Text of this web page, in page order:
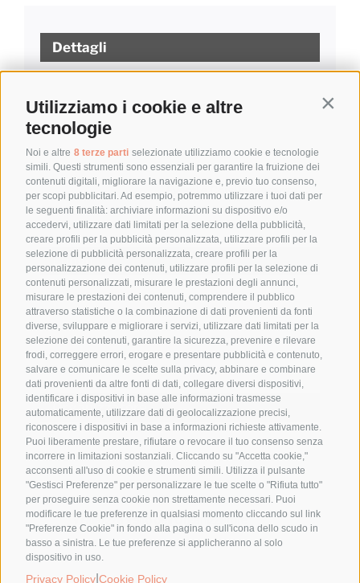
Utilizziamo i cookie e altre
tecnologie
Noi e altre 8 terze parti selezionate utilizziamo cookie e tecnologie
simili. Questi strumenti sono essenziali per garantire la fruizione dei
contenuti digitali, migliorare la navigazione e, previo tuo consenso,
per scopi pubblicitari. Ad esempio, potremmo utilizzare i tuoi dati per
le seguenti finalità: archiviare informazioni su dispositivo e/o
accedervi, utilizzare dati limitati per la selezione della pubblicità,
creare profili per la pubblicità personalizzata, utilizzare profili per la
selezione di pubblicità personalizzata, creare profili per la
personalizzazione dei contenuti, utilizzare profili per la selezione di
contenuti personalizzati, misurare le prestazioni degli annunci,
misurare le prestazioni dei contenuti, comprendere il pubblico
attraverso statistiche o la combinazione di dati provenienti da fonti
diverse, sviluppare e migliorare i servizi, utilizzare dati limitati per la
selezione dei contenuti, garantire la sicurezza, prevenire e rilevare
frodi, correggere errori, erogare e presentare pubblicità e contenuto,
salvare e comunicare le scelte sulla privacy, abbinare e combinare
dati provenienti da altre fonti di dati, collegare diversi dispositivi,
identificare i dispositivi in base alle informazioni trasmesse
automaticamente, utilizzare dati di geolocalizzazione precisi,
riconoscere i dispositivi in base a informazioni richieste attivamente.
Puoi liberamente prestare, rifiutare o revocare il tuo consenso senza
incorrere in limitazioni sostanziali. Cliccando su "Accetta cookie,"
acconsenti all'uso di cookie e strumenti simili. Utilizza il pulsante
"Gestisci Preferenze" per personalizzare le tue scelte o "Rifiuta tutto"
per proseguire senza cookie non strettamente necessari. Puoi
modificare le tue preferenze in qualsiasi momento cliccando sul link
"Preferenze Cookie" in fondo alla pagina o sull'icona dello scudo in
basso a sinistra. Le tue preferenze si applicheranno al solo
dispositivo in uso.
Privacy Policy Cookie Policy
Dettagli
Ora:
16:00 - 18:00
Prezzo:
€15
Categoria Evento: Eventi e Corsi in presenza
Luogo
Via Andezeno, 41
Via Andezeno 41
Chieri, 10023 Chieri (To) Italia
Organizzatore
Una Gemma – Cucina e Bottega Naturale e
Macrobiotica
Numero di telefono011 9427337 -
3490059204
Visualizza il sito dell'Organizzatore